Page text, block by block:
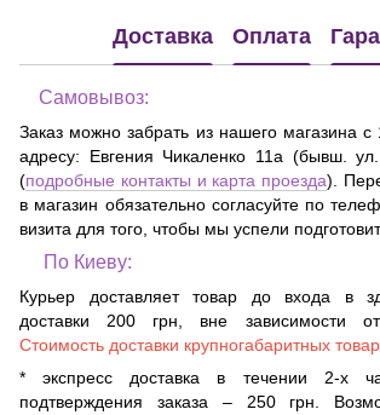
Доставка Оплата
Самовывоз:
Заказ можно забрать из нашего магазина
адресу: Евгения Чикаленко 11а (бывш.
(подробные контакты и карта проезда).
в магазин обязательно согласуйте по
визита для того, чтобы мы успели
По Киеву:
Курьер доставляет товар до входа в
доставки 200 грн, вне зависимости
Стоимость доставки крупногабаритных
* экспресс доставка в течении 2-х
подтверждения заказа – 250 грн.